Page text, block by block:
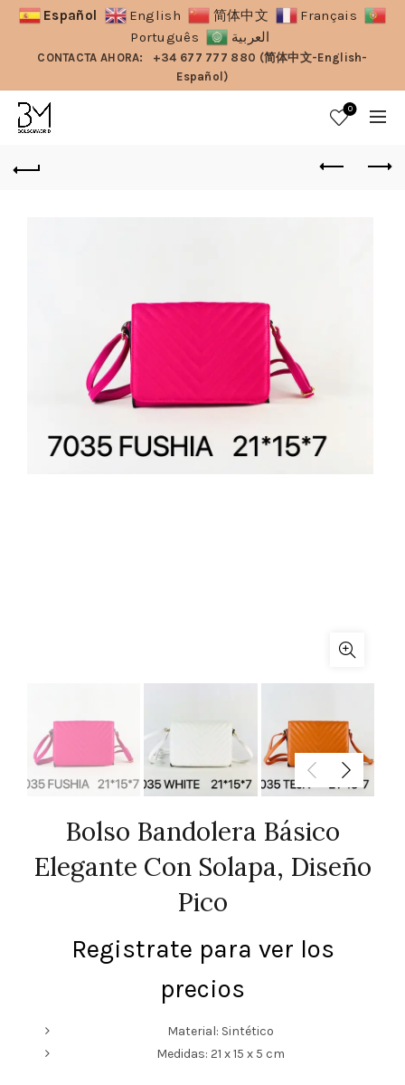
Español English 简体中文
Français
Português
العربية
CONTACTA AHORA:
+34 677 777 880 (简体中文-English-
Español)
0
Bolso Bandolera Básico
Elegante Con Solapa, Diseño
Pico
Registrate para ver los
precios
Material: Sintético
Medidas: 21 x 15 x 5 cm